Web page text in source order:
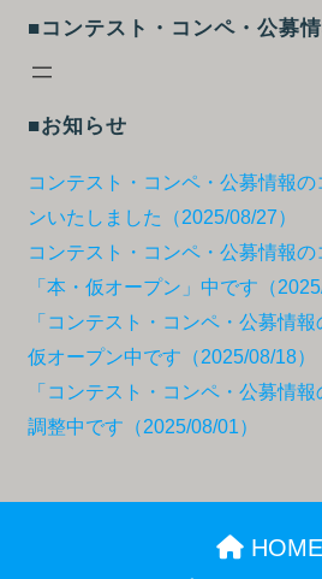
■コンテスト・コンペ・公募
■お知らせ
コンテスト・コンペ・公募情報
ンいたしました（2025/08/27）
コンテスト・コンペ・公募情報
「本・仮オープン」中です（
「コンテスト・コンペ・公募情
仮オープン中です（2025/08/18）
「コンテスト・コンペ・公募情
調整中です（2025/08/01）
HOME